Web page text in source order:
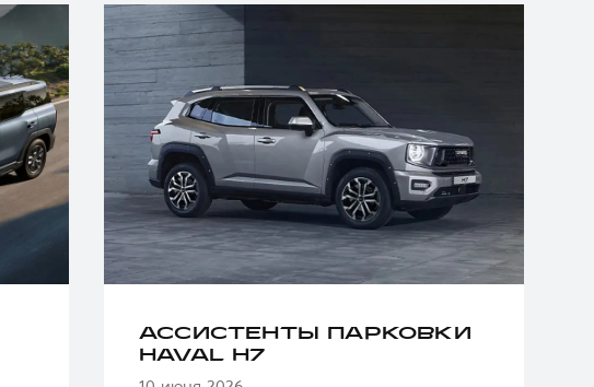
АССИСТЕНТЫ ПАРКОВКИ
HAVAL H7